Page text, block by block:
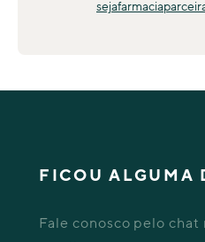
FICOU ALGUMA
Fale conosco pelo chat